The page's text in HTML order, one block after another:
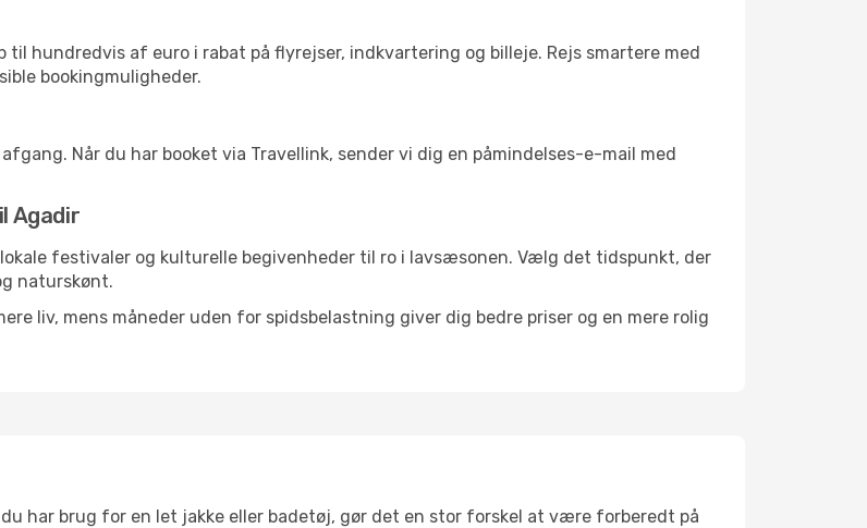
til hundredvis af euro i rabat på flyrejser, indkvartering og billeje. Rejs smartere med
bookingmuligheder.
Når du har booket via Travellink, sender vi dig en påmindelses-e-mail med
Agadir
festivaler og kulturelle begivenheder til ro i lavsæsonen. Vælg det tidspunkt, der
naturskønt.
liv, mens måneder uden for spidsbelastning giver dig bedre priser og en mere rolig
har brug for en let jakke eller badetøj, gør det en stor forskel at være forberedt på